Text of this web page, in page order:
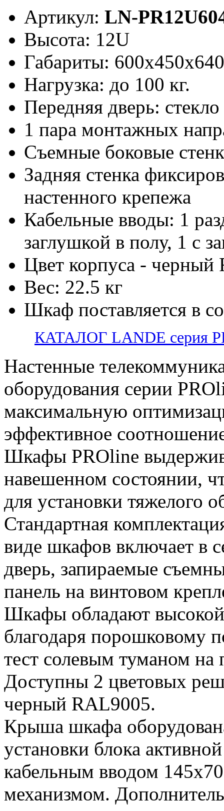
Артикул: LN-
Высота: 12U
Габариты:
Нагрузка: до 100 кг.
Передняя дверь:
1 пара монтажных
Съемные боковые
Задняя стенка
настенного крепежа
Кабельные вводы: 1
заглушкой в полу, 1 с
Цвет корпуса - черный
Вес: 22.5 кг
Шкаф поставляется в
КАТАЛОГ LANDE серия
Настенные
оборудования серии
максимальную
эффективное
Шкафы PROline
навешенном состоянии,
для установки тяжелого
Стандартная
виде шкафов включает в
дверь, запираемые
панель на винтовом
Шкафы обладают
благодаря
тест солевым туманом на
Доступны 2 цветовых
черный RAL9005.
Крыша шкафа
установки блока
кабельным вводом
механизмом.